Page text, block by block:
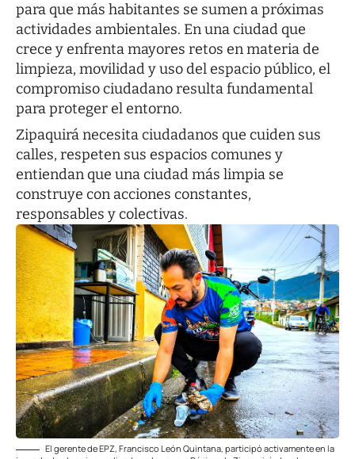
para que más habitantes se sumen a próximas
actividades ambientales. En una ciudad que
crece y enfrenta mayores retos en materia de
limpieza, movilidad y uso del espacio público, el
compromiso ciudadano resulta fundamental
para proteger el entorno.
Zipaquirá necesita ciudadanos que cuiden sus
calles, respeten sus espacios comunes y
entiendan que una ciudad más limpia se
construye con acciones constantes,
responsables y colectivas.
El gerente de EPZ, Francisco León Quintana, participó activamente en la